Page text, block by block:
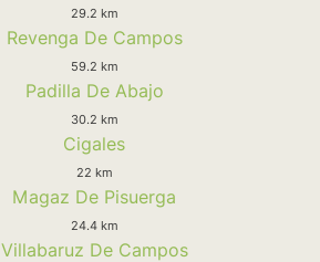
29.2 km
Revenga De Campos
59.2 km
Padilla De Abajo
30.2 km
Cigales
22 km
Magaz De Pisuerga
24.4 km
Villabaruz De Campos